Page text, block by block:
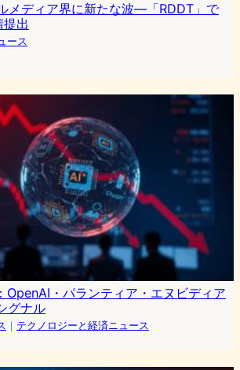
メディア界に新たな波―「RDDT」で
出
ース
OpenAI・パランティア・エヌビディア
グナル
｜ テクノロジーと経済ニュース